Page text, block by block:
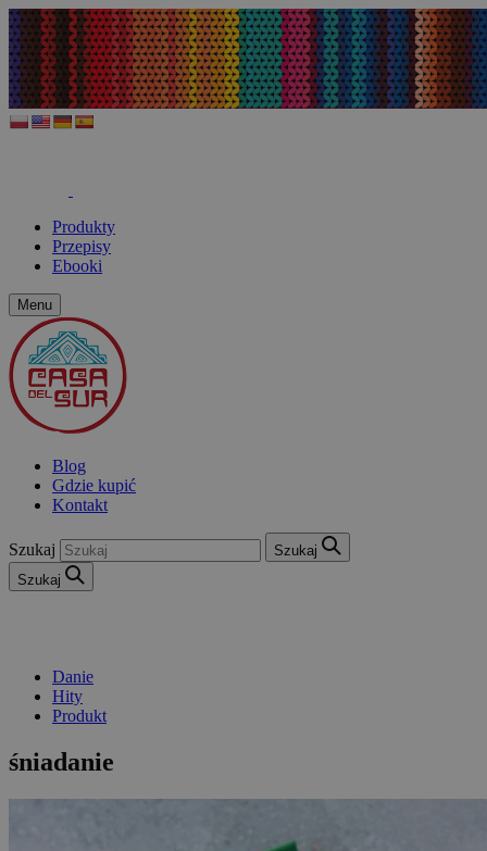
Produkty
Przepisy
Ebooki
Menu
Blog
Gdzie kupić
Kontakt
Szukaj
Szukaj
Szukaj
Danie
Hity
Produkt
śniadanie